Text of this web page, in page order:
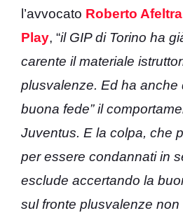
l’avvocato Roberto
Play, “il GIP di Torino ha
carente il materiale
plusvalenze. Ed ha anche
buona fede” il
Juventus. E la colpa, che
per essere condannati in
esclude accertando la
sul fronte plusvalenze